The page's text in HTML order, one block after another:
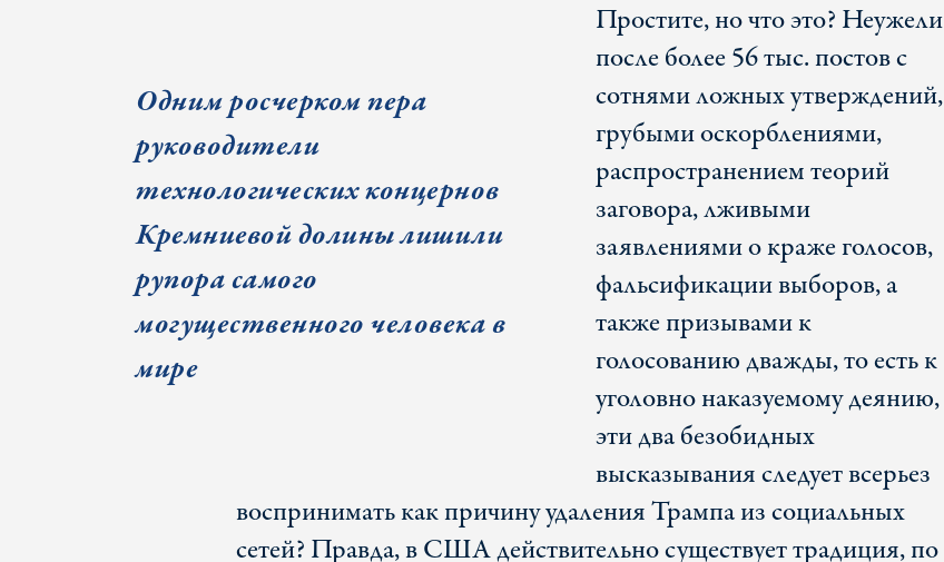
Одним росчерком пера
руководители
технологических концернов
Кремниевой долины лишили
рупора самого
могущественного человека в
мире
Простите, но что это? Неужели
после более 56 тыс. постов с
сотнями ложных утверждений,
грубыми оскорблениями,
распространением теорий
заговора, лживыми
заявлениями о краже голосов,
фальсификации выборов, а
также призывами к
голосованию дважды, то есть к
уголовно наказуемому деянию,
эти два безобидных
высказывания следует всерьез
воспринимать как причину удаления Трампа из социальных
сетей? Правда, в США действительно существует традиция, по